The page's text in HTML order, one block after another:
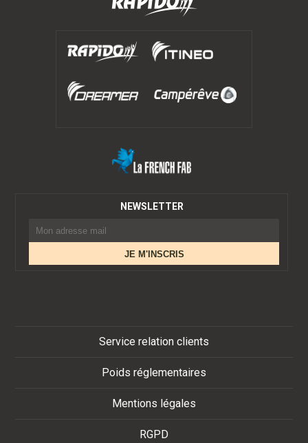
NEWSLETTER
Service relation clients
Poids réglementaires
Mentions légales
RGPD